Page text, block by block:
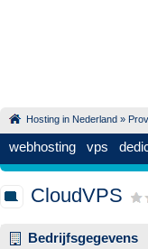
Hosting in Nederland »
webhosting vps
CloudVPS
Bedrijfsgegevens